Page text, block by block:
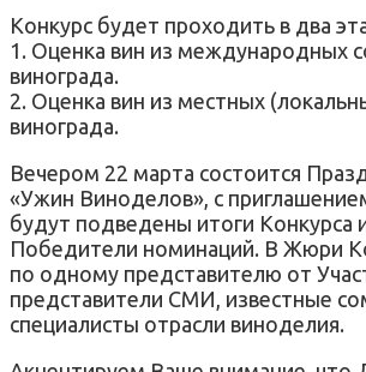
Конкурс будет проходить в два
1. Оценка вин из международных
винограда.
2. Оценка вин из местных
винограда.
Вечером 22 марта состоится
«Ужин Виноделов», с
будут подведены итоги Конкурса
Победители номинаций. В Жюри
по одному представителю от
представители СМИ, известные
специалисты отрасли виноделия.